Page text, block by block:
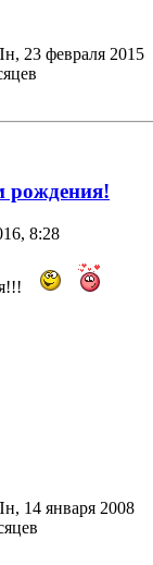
23 февраля 2015
рождения!
8:28
14 января 2008